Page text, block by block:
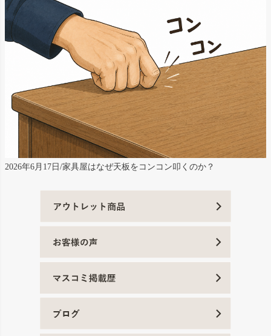
2026年6月17日/家具屋はなぜ天板をコンコン叩くのか？